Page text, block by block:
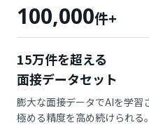
100,000件+
15万件を超える
面接データセット
膨大な面接データでAIを学習
極める精度を高め続けられる。